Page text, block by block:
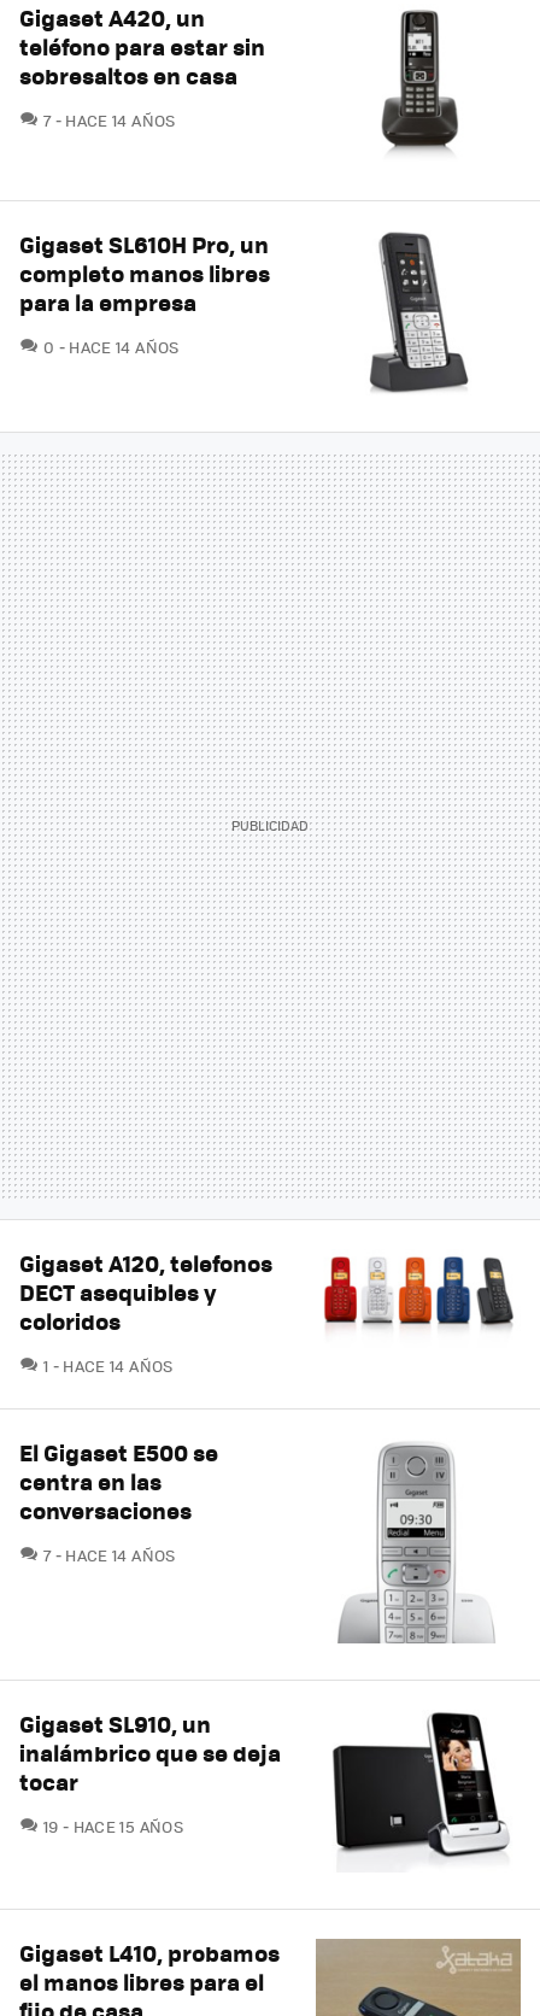
Gigaset A420, un
teléfono para estar sin
sobresaltos en casa
7COMENTARIOS
HACE 14 AÑOS
Gigaset SL610H Pro, un
completo manos libres
para la empresa
0 COMENTARIOS
HACE 14 AÑOS
Gigaset A120, telefonos
DECT asequibles y
coloridos
1 COMENTARIOS
HACE 14 AÑOS
El Gigaset E500 se
centra en las
conversaciones
7COMENTARIOS
HACE 14 AÑOS
Gigaset SL910, un
inalámbrico que se deja
tocar
19 COMENTARIOS
HACE 15 AÑOS
Gigaset L410, probamos
el manos libres para el